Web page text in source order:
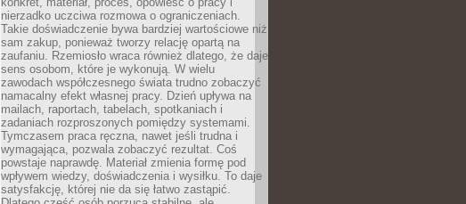
nierzadko uczciwa rozmowa o ograniczeniach.
Takie doświadczenie bywa bardziej wartościowe niż
sam zakup, ponieważ tworzy relację opartą na
zaufaniu. Rzemiosło wraca również dlatego, że daje
sens osobom, które je wykonują. W wielu
zawodach współczesnego świata trudno zobaczyć
namacalny efekt własnej pracy. Dzień upływa na
mailach, raportach, tabelach, spotkaniach i
zadaniach rozproszonych pomiędzy systemami.
Tymczasem praca ręczna, nawet jeśli trudna i
wymagająca, pozwala zobaczyć rezultat. Coś
powstaje naprawdę. Materiał zmienia formę pod
wpływem wiedzy, doświadczenia i wysiłku. To daje
satysfakcję, której nie da się łatwo zastąpić.